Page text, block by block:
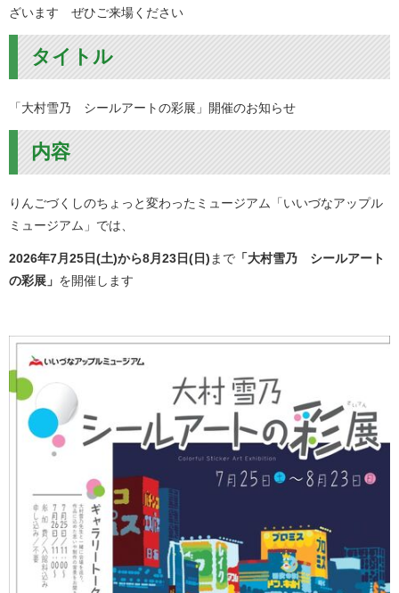
ざいます ぜひご来場ください
タイトル
「大村雪乃 シールアートの彩展」開催のお知らせ
内容
りんごづくしのちょっと変わったミュージアム「いいづなアップル
ミュージアム」では、
2026年7月25日(土)から8月23日(日)まで 「大村雪乃 シールアート
の彩展」 を開催します